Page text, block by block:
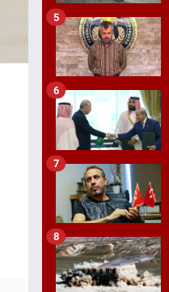
5
6
7
8